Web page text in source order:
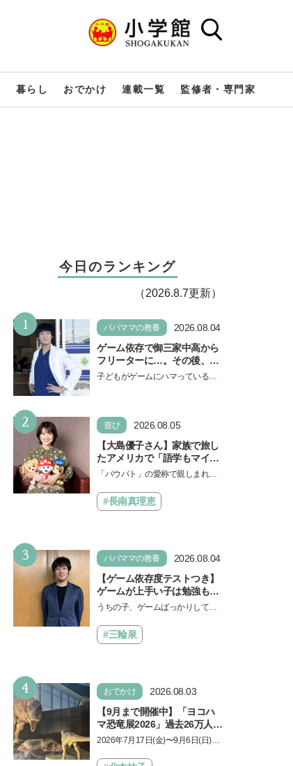
暮らし おでかけ 連載一覧 監修者・専門家
今日のランキング
（2026.8.7更新）
1 パパママの教養
2026.08.04
ゲーム依存で御三家中高から
フリーターに…。その後、医
学部へ逆転合格した現役医師
子どもがゲームにハマっている
2 遊び
2026.08.05
【大島優子さん】家族で旅し
たアメリカで「語学もマイン
ドも！ 子どもの成長はすごか
『パウ・パトロール ザ・ダイ
ノ・ムービー』ではあきらめ
「パウパト」の愛称で親しまれる
の劇場版シリーズ第3弾、映画『パ
ウ・パトロール ザ…
#長南真理恵
3 パパママの教養
2026.08.04
【ゲーム依存度テストつき】
ゲームが上手い子は勉強もで
きる？御三家中高卒でゲーマ
えるゲームしながら受験で勝
つためのメソッド
うちの子、ゲームばっかりしてい
言し、子どもとトラブルになる家
庭は多いもの。でも…
#三輪泉
4 おでかけ
2026.08.03
【9月まで開催中】「ヨコハ
マ恐竜展2026」過去26万人を
動員した恐竜展が9年ぶりに
しむポイントを完全ガイド
2026年7月17日(金)〜9月6日(日)、